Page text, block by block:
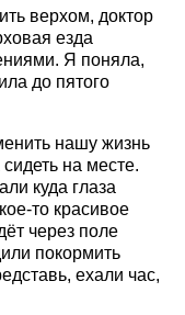
верхом, доктор
езда
Я поняла,
до пятого
нашу жизнь
на месте.
куда глаза
то красивое
через поле
покормить
ехали час,